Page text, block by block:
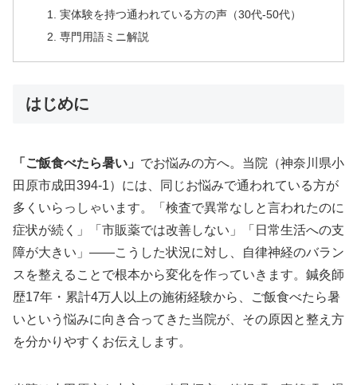
実体験を持つ通われている方の声（30代-50代）
専門用語ミニ解説
はじめに
「ご飯食べたら暑い」 でお悩みの方へ。当院（神奈川県小
田原市成田394-1）には、同じお悩みで通われている方が
多くいらっしゃいます。「検査で異常なしと言われたのに
症状が続く」「市販薬では改善しない」「日常生活への支
障が大きい」——こうした状況に対し、自律神経のバラン
スを整えることで根本から変化を作っていきます。鍼灸師
歴17年・累計4万人以上の施術経験から、ご飯食べたら暑
いという悩みに向き合ってきた当院が、その原因と整え方
を分かりやすくお伝えします。